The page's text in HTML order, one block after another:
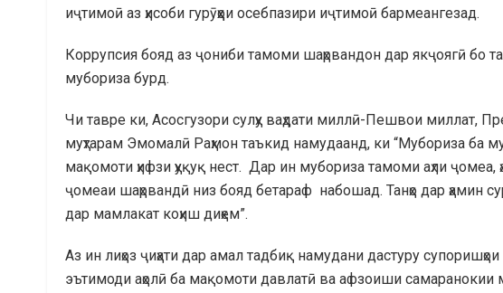
иҷтимоӣ аз ҳисоби гурӯҳҳои осебпазири иҷтимоӣ бармеангезад.
Коррупсия бояд аз ҷониби тамоми шаҳрвандон дар якҷоягӣ бо
мубориза бурд.
Чи тавре ки, Асосгузори сулҳу ваҳдати миллӣ-Пешвои миллат,
муҳтарам Эмомалӣ Раҳмон таъкид намудаанд, ки “Мубориза ба
мақомоти ҳифзи ҳуқуқ нест. Дар ин мубориза тамоми аҳли ҷомеа,
ҷомеаи шаҳрвандӣ низ бояд бетараф набошад. Танҳо дар ҳамин
дар мамлакат коҳиш диҳем”.
Аз ин лиҳоз ҷиҳати дар амал тадбиқ намудани дастуру
эътимоди аҳолӣ ба мақомоти давлатӣ ва афзоиши самаранокии